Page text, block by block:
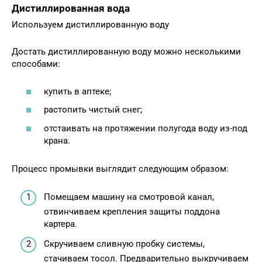
Дистиллированная вода
Используем дистиллированную воду
Достать дистиллированную воду можно несколькими
способами:
купить в аптеке;
растопить чистый снег;
отстаивать на протяжении полугода воду из-под
крана.
Процесс промывки выглядит следующим образом:
Помещаем машину на смотровой канал,
отвинчиваем крепления защиты поддона
картера.
Скручиваем сливную пробку системы,
стачиваем тосол. Предварительно выкручиваем